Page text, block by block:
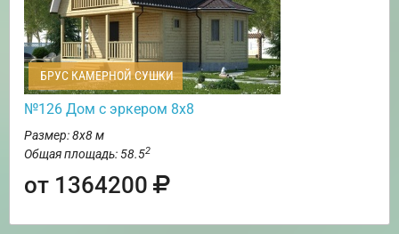
БРУС КАМЕРНОЙ СУШКИ
№126 Дом с эркером 8х8
Размер: 8х8 м
Общая площадь: 58.52
от 1364200